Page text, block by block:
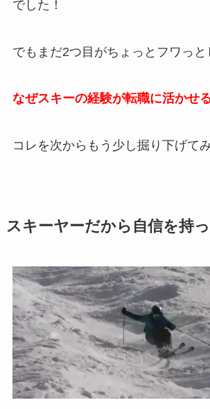
でした！
でもまだ2つ目がちょっとフワっ
なぜスキーの経験が転職に活かせ
コレを次からもう少し掘り下げて
スキーヤーだから自信を持っ